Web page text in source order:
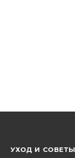
УХОД И СОВЕТЫ